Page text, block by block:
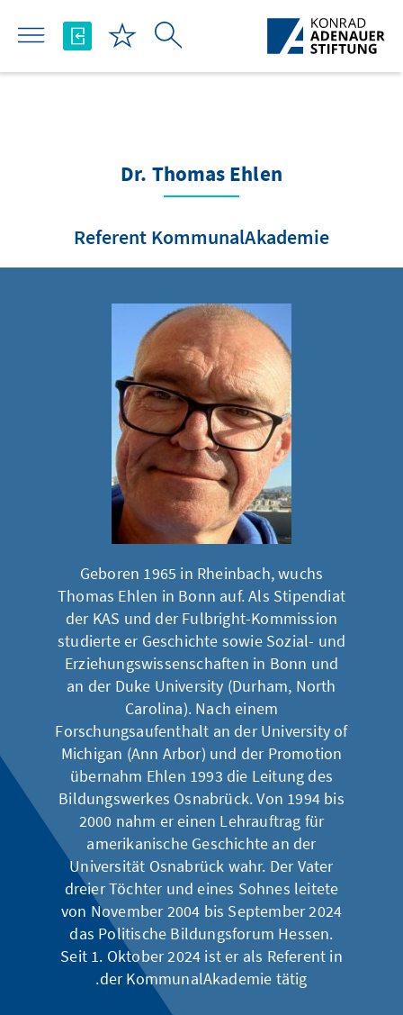
Skip to Main Content
Dr. Thomas Ehlen
Referent KommunalAkademie
Geboren 1965 in Rheinbach, wuchs
Thomas Ehlen in Bonn auf. Als Stipendiat
der KAS und der Fulbright-Kommission
studierte er Geschichte sowie Sozial- und
Erziehungswissenschaften in Bonn und
an der Duke University (Durham, North
Carolina). Nach einem
Forschungsaufenthalt an der University of
Michigan (Ann Arbor) und der Promotion
übernahm Ehlen 1993 die Leitung des
Bildungswerkes Osnabrück. Von 1994 bis
2000 nahm er einen Lehrauftrag für
amerikanische Geschichte an der
Universität Osnabrück wahr. Der Vater
dreier Töchter und eines Sohnes leitete
von November 2004 bis September 2024
das Politische Bildungsforum Hessen.
Seit 1. Oktober 2024 ist er als Referent in
der KommunalAkademie tätig.